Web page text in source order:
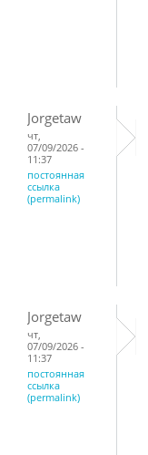
Jorgetaw
чт,
07/09/2026 -
11:37
постоянная
ссылка
(permalink)
Jorgetaw
чт,
07/09/2026 -
11:37
постоянная
ссылка
(permalink)